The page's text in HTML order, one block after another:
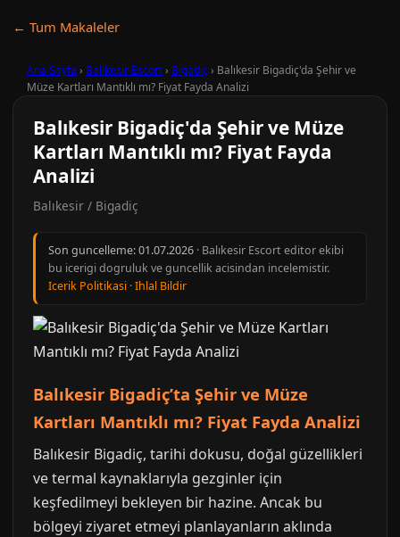
← Tum Makaleler
Ana Sayfa › Balıkesir Escort› Bigadiç› Balıkesir Bigadiç'da Şehir ve
Müze Kartları Mantıklı mı? Fiyat Fayda Analizi
Balıkesir Bigadiç'da Şehir ve Müze
Kartları Mantıklı mı? Fiyat Fayda
Analizi
Balıkesir / Bigadiç
Son guncelleme:01.07.2026 · Balıkesir Escort editor ekibi
bu icerigi dogruluk ve guncellik acisindan incelemistir.
Icerik Politikasi ·Ihlal Bildir
Balıkesir Bigadiç’ta Şehir ve Müze
Kartları Mantıklı mı? Fiyat Fayda Analizi
Balıkesir Bigadiç, tarihi dokusu, doğal güzellikleri
ve termal kaynaklarıyla gezginler için
keşfedilmeyi bekleyen bir hazine. Ancak bu
bölgeyi ziyaret etmeyi planlayanların aklında